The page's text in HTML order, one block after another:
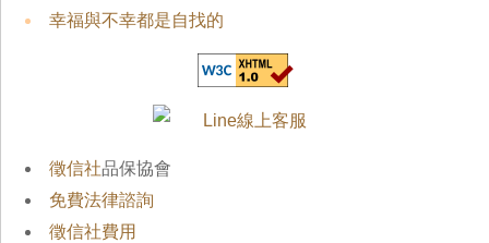
幸福與不幸都是自找的
徵信社品保協會
免費法律諮詢
徵信社費用